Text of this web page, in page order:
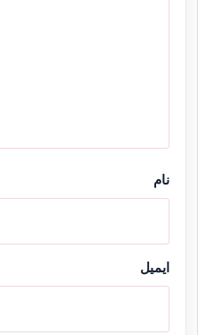
نام
ایمیل